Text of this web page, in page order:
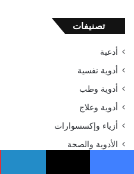
تصنيفات
أدعية
أدوية نفسية
أدوية وطب
أدوية وعلاج
أزياء وإكسسوارات
الأدوية والصحة